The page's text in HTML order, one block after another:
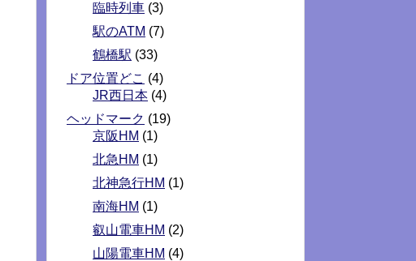
臨時列車 (3)
駅のATM (7)
鶴橋駅 (33)
ドア位置どこ (4)
JR西日本 (4)
ヘッドマーク (19)
京阪HM (1)
北急HM (1)
北神急行HM (1)
南海HM (1)
叡山電車HM (2)
山陽電車HM (4)